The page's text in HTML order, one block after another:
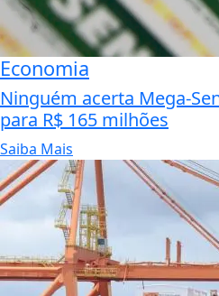
Economia
Ninguém acerta Mega-
para R$ 165 milhões
Saiba Mais